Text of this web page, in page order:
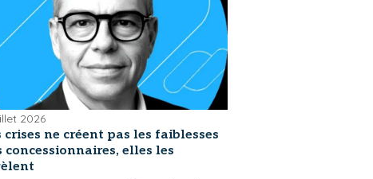
2026
crises ne créent pas les faiblesses
concessionnaires, elles les